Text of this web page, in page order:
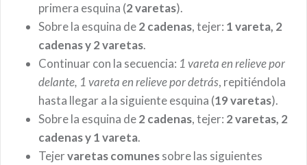
primera esquina (2 varetas).
Sobre la esquina de2 cadenas, tejer: 1 vareta, 2
cadenas y 2 varetas.
Continuar con la secuencia: 1 vareta en relieve por
delante, 1 vareta en relieve por detrás, repitiéndola
hasta llegar a la siguiente esquina (19 varetas).
Sobre la esquina de2 cadenas, tejer: 2 varetas, 2
cadenas y 1 vareta.
Tejervaretas comunessobre las siguientes